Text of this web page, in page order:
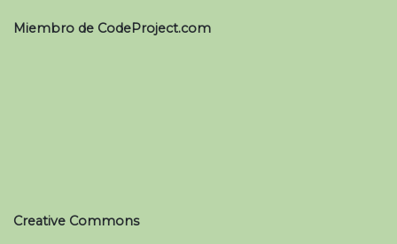
Miembro de CodeProject.com
Creative Commons